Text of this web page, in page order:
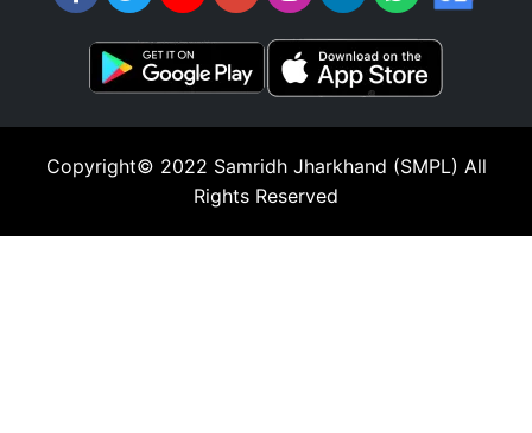
Copyright© 2022 Samridh Jharkhand (SMPL) All
Rights Reserved